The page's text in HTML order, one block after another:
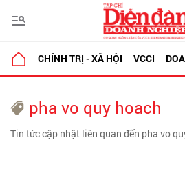
CHÍNH TRỊ - XÃ HỘI VCCI
pha vo quy hoach
Tin tức cập nhật liên quan đến pha vo